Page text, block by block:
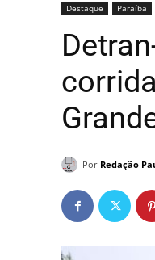
Destaque Paraí­ba
Por Redação